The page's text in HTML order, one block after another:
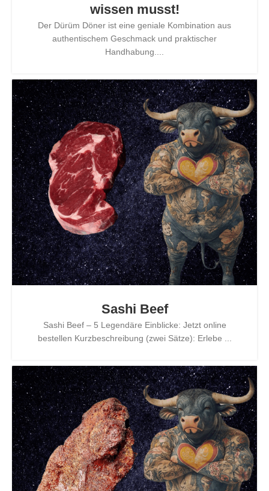
wissen musst!
Der Dürüm Döner ist eine geniale Kombination aus
authentischem Geschmack und praktischer
Handhabung....
Sashi Beef
Sashi Beef – 5 Legendäre Einblicke: Jetzt online
bestellen Kurzbeschreibung (zwei Sätze): Erlebe ...